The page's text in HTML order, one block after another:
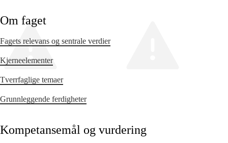
Om faget
Fagets relevans og sentrale verdier
Kjerneelementer
Tverrfaglige temaer
Grunnleggende ferdigheter
Kompetansemål og vurdering